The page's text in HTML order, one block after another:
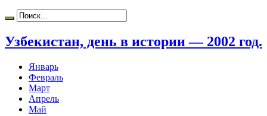
Узбекистан, день в истории — 2002 год.
Январь
Февраль
Март
Апрель
Май